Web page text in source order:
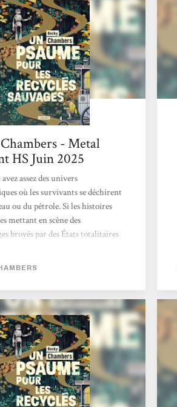
la technologie et la nature
enfin pacifiquement. Après...
- Metal
HS Juin 2025
assez des univers
où les survivants se déchirent
ou du pétrole. Si les histoires
mettant en scène des
broyés par des États totalitaires
bien réjouissez-vous, car l'œuvre
Chambers est faite pour vous.
américaine connaît un
Chez elle, pas de
dans The Walking Dead, ni
à La Servante écarlate. Becky